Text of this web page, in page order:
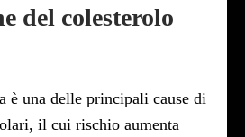
del colesterolo
è una delle principali cause di
il cui rischio aumenta